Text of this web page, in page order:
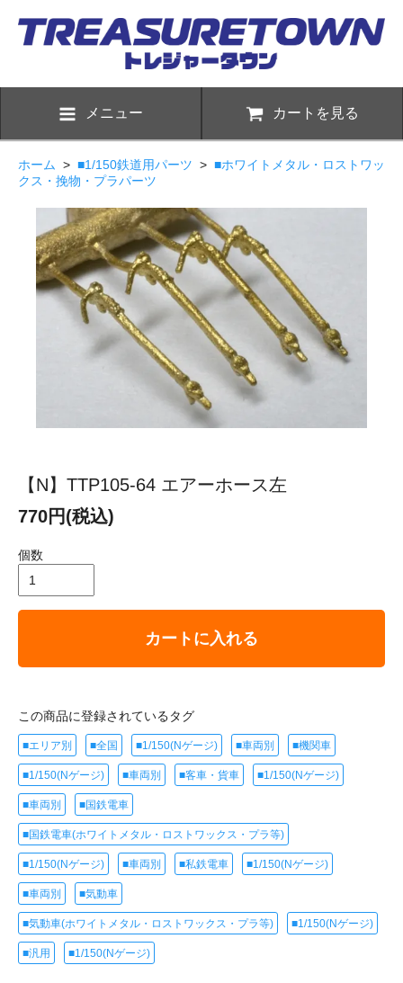
メニュー カートを見る
ホーム > ■1/150鉄道用パーツ > ■ホワイトメタル・ロストワッ
クス・挽物・プラパーツ
【N】TTP105-64 エアーホース左
770円(税込)
個数
カートに入れる
この商品に登録されているタグ
■エリア別 ■全国 ■1/150(Nゲージ) ■車両別 ■機関車
■1/150(Nゲージ) ■車両別 ■客車・貨車 ■1/150(Nゲージ)
■車両別 ■国鉄電車
■国鉄電車(ホワイトメタル・ロストワックス・プラ等)
■1/150(Nゲージ) ■車両別 ■私鉄電車 ■1/150(Nゲージ)
■車両別 ■気動車
■気動車(ホワイトメタル・ロストワックス・プラ等) ■1/150(Nゲージ)
■汎用 ■1/150(Nゲージ)